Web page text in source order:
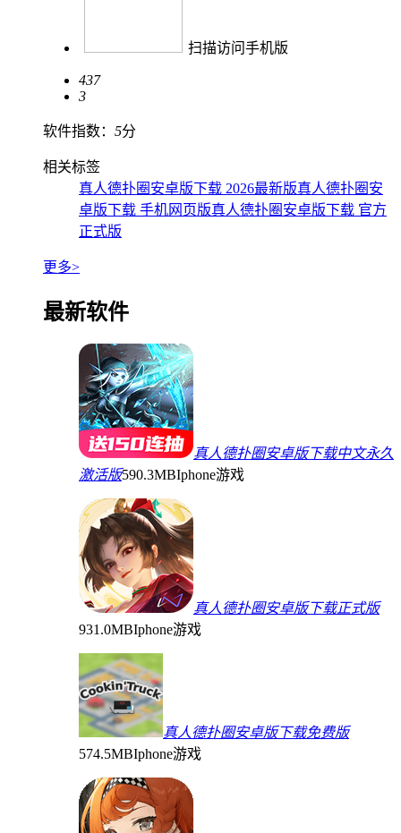
扫描访问手机版
437
3
软件指数： 5分
相关标签
真人德扑圈安卓版下载 2026最新版真人德扑圈安
卓版下载 手机网页版真人德扑圈安卓版下载 官方
正式版
更多>
最新软件
真人德扑圈安卓版下载中文永久
激活版590.3MBIphone游戏
真人德扑圈安卓版下载正式版
931.0MBIphone游戏
真人德扑圈安卓版下载免费版
574.5MBIphone游戏